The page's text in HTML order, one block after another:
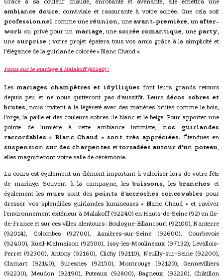
ambiance douce , conviviale et rassurante à votre soirée. Que cela soit
professionnel comme une réunion , uneavant-première , unafter-
work ou privé pour un mariage, une soirée romantique , une party
une surprise; votre projet épatera tous vos amis grâce à la simplicité et
l'élégance de la guirlande colorée « Blanc Chaud ».
Focus sur le mariage à Malakoff (92240) :
Les mariages champêtres et idylliques font leurs grands retours
depuis peu et ne nous quitteront pas d'aussitôt. Leursdécos sobres et
brutes , nous invitent à la légéreté avec des matières brutes comme le bois,
l'orge, la paille et des couleurs sobres : le blanc et le beige. Pour apporter une
pointe de lumière à cette ambiance intimiste, nos guirlandes
raccordables « Blanc Chaud » sont très appréciées. Étendues en
suspension sur des charpentes et torsadées autour d'un poteau
elles magnifieront votre salle de cérémonie.
La cours est également un élément important à valoriser lors de votre fête
de mariage. Souvent à la campagne, lesbuissons , lesbranches
et
également les murs sont des points d'accroches concevables pour
dresser vos splendides guirlandes lumineuses « Blanc Chaud » et raviver
l'environnement extérieur à Malakoff (92240) en Hauts-de-Seine (92) en Ile-
de-France et sur ces villes alentours : Boulogne-Billancourt (92100), Nanterre
(92014), Colombes (92700), Asnières-sur-Seine (92600), Courbevoie
(92400), Rueil-Malmaison (92500), Issy-les-Moulineaux (97132), Levallois-
Perret (92300), Antony (92160), Clichy (92110), Neuilly-sur-Seine (92200),
Clamart (92140), Suresnes (92150), Montrouge (92120), Gennevilliers
(92230), Meudon (92190), Puteaux (92800), Bagneux (92220), Châtillon